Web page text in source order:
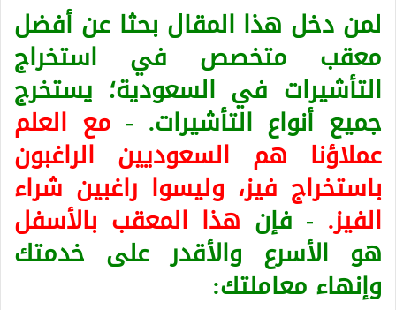
لمن دخل هذا المقال بحثا عن أفضل
معقب متخصص في استخراج
التأشيرات في السعودية؛ يستخرج
جميع أنواع التأشيرات. - مع العلم
عملاؤنا هم السعوديين الراغبون
باستخراج فيز، وليسوا راغبين شراء
الفيز. - فإن هذا المعقب بالأسفل
هو الأسرع والأقدر على خدمتك
وإنهاء معاملتك: